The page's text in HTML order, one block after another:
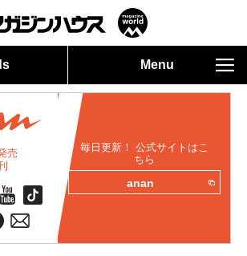
Menu
売
毎日更新！ 公式サイトはこ
ちら
anan